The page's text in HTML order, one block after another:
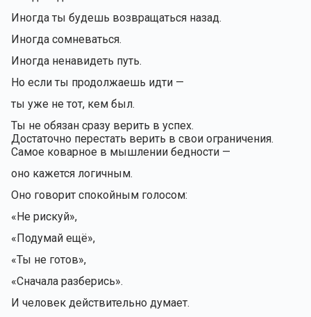
Иногда ты будешь возвращаться назад.
Иногда сомневаться.
Иногда ненавидеть путь.
Но если ты продолжаешь идти —
ты уже не тот, кем был.
Ты не обязан сразу верить в успех.
Достаточно перестать верить в свои ограничения.
Самое коварное в мышлении бедности —
оно кажется логичным.
Оно говорит спокойным голосом:
«Не рискуй»,
«Подумай ещё»,
«Ты не готов»,
«Сначала разберись».
И человек действительно думает.